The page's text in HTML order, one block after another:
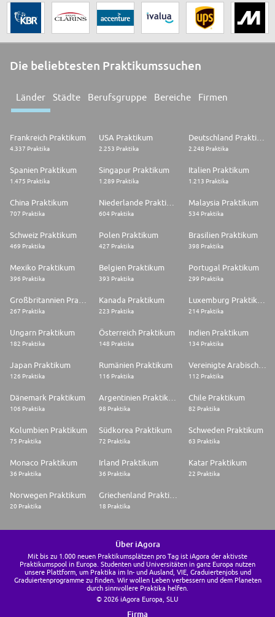
Die beliebtesten Praktikumssuchen
Länder Städte Berufsgruppe Bereiche Firmen
Frankreich Praktikum
4.337 Praktika
USA Praktikum
2.253 Praktika
Deutschland Praktikum
2.248 Praktika
Spanien Praktikum
1.475 Praktika
Singapur Praktikum
1.289 Praktika
Italien Praktikum
1.213 Praktika
China Praktikum
707 Praktika 604 Praktika
Malaysia Praktikum
534 Praktika
Schweiz Praktikum
469 Praktika
Polen Praktikum
427 Praktika
Brasilien Praktikum
398 Praktika
Mexiko Praktikum
396 Praktika
Belgien Praktikum
393 Praktika
Portugal Praktikum
299 Praktika
267 Praktika
Kanada Praktikum
223 Praktika 214 Praktika
Ungarn Praktikum
182 Praktika
Österreich Praktikum
148 Praktika
Indien Praktikum
134 Praktika
Japan Praktikum
126 Praktika
Rumänien Praktikum
116 Praktika
Vereinigte Arabische Emirate Praktikum
112 Praktika
Dänemark Praktikum
106 Praktika 98 Praktika
Chile Praktikum
82 Praktika
Kolumbien Praktikum
75 Praktika
Südkorea Praktikum
72 Praktika
Schweden Praktikum
63 Praktika
Monaco Praktikum
36 Praktika
Irland Praktikum
36 Praktika
Katar Praktikum
22 Praktika
Norwegen Praktikum
20 Praktika 18 Praktika
Über iAgora
Mit bis zu 1.000 neuen Praktikumsplätzen pro Tag ist iAgora der aktivste
Praktikumspool in Europa. Studenten und Universitäten in ganz Europa nutzen
unsere Plattform, um Praktika im In- und Ausland, VIE, Graduiertenjobs und
Graduiertenprogramme zu finden. Wir wollen Leben verbessern und dem Planeten
durch sinnvollere Praktika helfen.
© 2026 iAgora Europa, SLU
Firma